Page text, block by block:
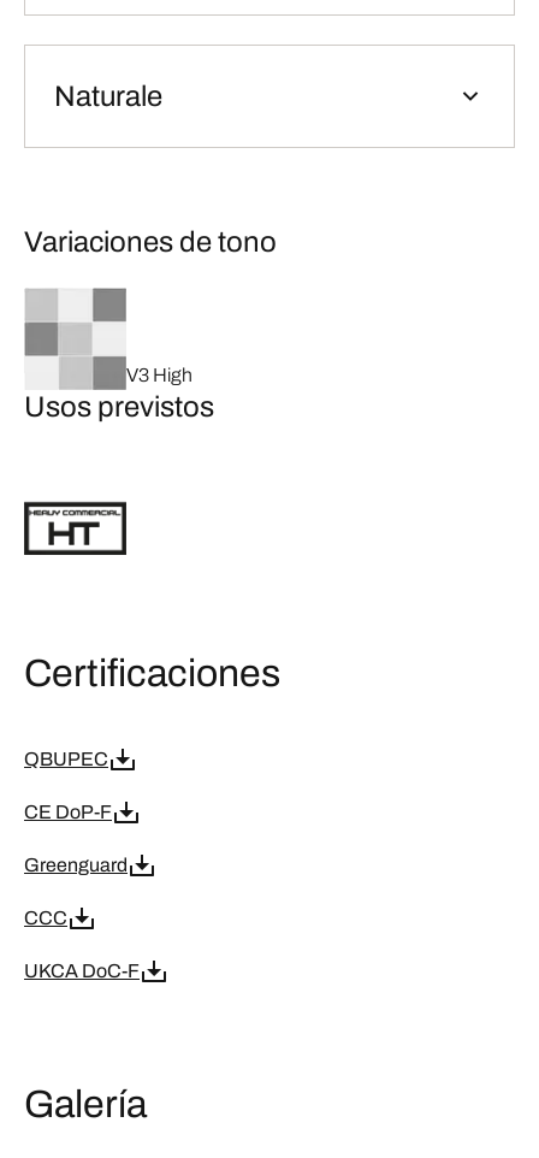
Naturale
Variaciones de tono
V3 High
Usos previstos
Certificaciones
QBUPEC
CE DoP-F
Greenguard
CCC
UKCA DoC-F
Galería